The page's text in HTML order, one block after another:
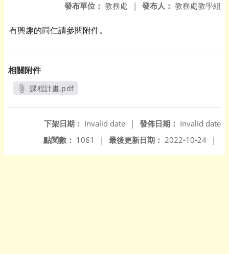
發布人： 教務處教學組
發布單位： 教務處 |
有興趣的同仁請參閱附件。
相關附件
課程計畫.pdf
發佈日期： Invalid date
下架日期： Invalid date
|
最後更新日期： 2022-10-24 |
點閱數： 1061 |